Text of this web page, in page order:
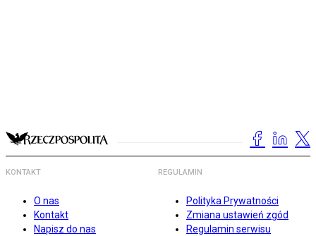
KONTAKT
O nas
Kontakt
Napisz do nas
REGULAMIN
Polityka Prywatności
Zmiana ustawień zgód
Regulamin serwisu